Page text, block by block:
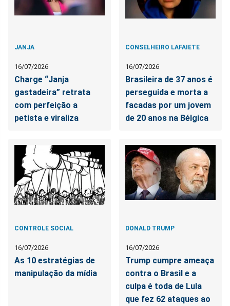
JANJA
16/07/2026
Charge “Janja
gastadeira” retrata
com perfeição a
petista e viraliza
CONSELHEIRO LAFAIETE
16/07/2026
Brasileira de 37 anos é
perseguida e morta a
facadas por um jovem
de 20 anos na Bélgica
CONTROLE SOCIAL
16/07/2026
As 10 estratégias de
manipulação da mídia
DONALD TRUMP
16/07/2026
Trump cumpre ameaça
contra o Brasil e a
culpa é toda de Lula
que fez 62 ataques ao